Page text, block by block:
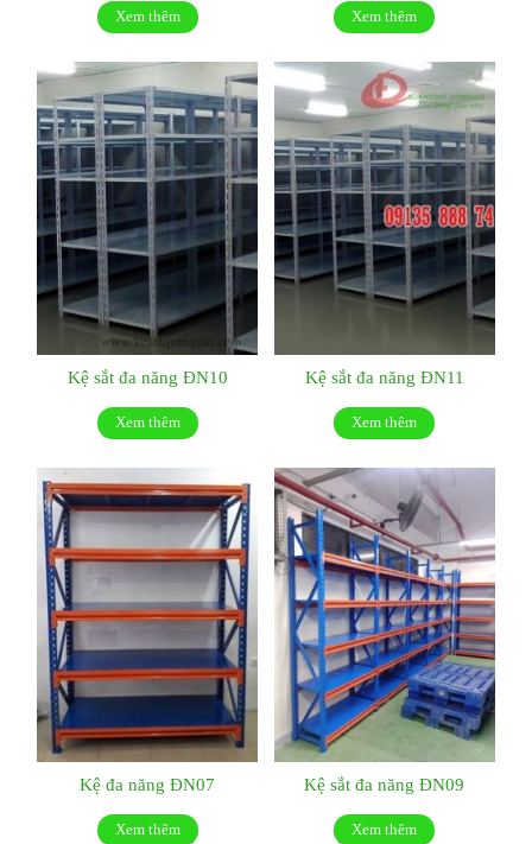
Xem thêm Xem thêm
Kệ sắt đa năng ĐN10
Xem thêm
Kệ sắt đa năng ĐN11
Xem thêm
Kệ đa năng ĐN07
Xem thêm
Kệ sắt đa năng ĐN09
Xem thêm